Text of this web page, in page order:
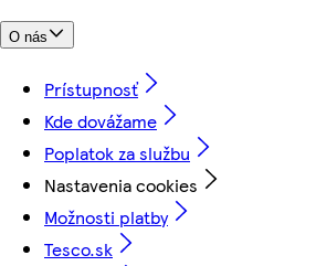
O nás
Prístupnosť
Kde dovážame
Poplatok za službu
Nastavenia cookies
Možnosti platby
Tesco.sk